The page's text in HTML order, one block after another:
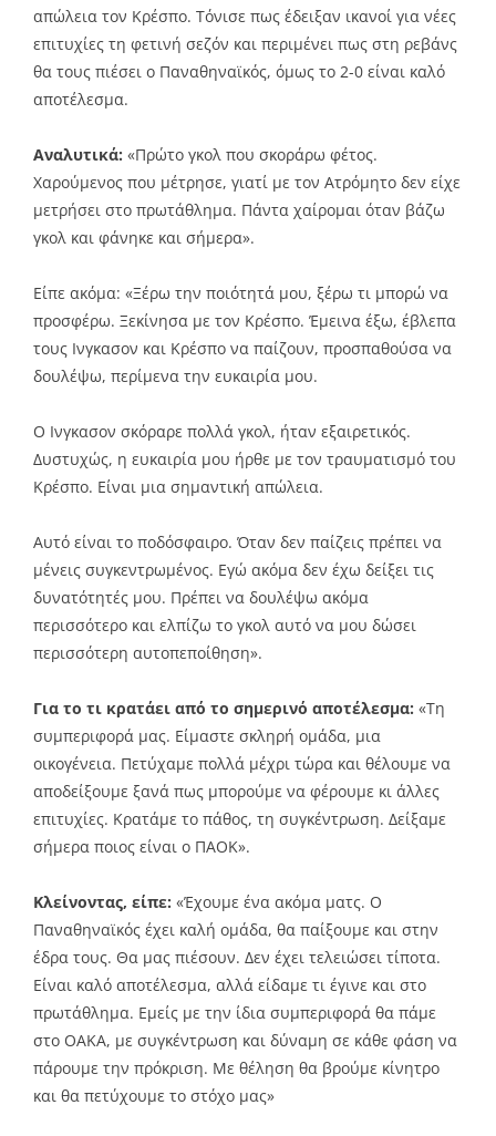
απώλεια τον Κρέσπο. Τόνισε πως έδειξαν ικανοί για νέες
επιτυχίες τη φετινή σεζόν και περιμένει πως στη ρεβάνς
θα τους πιέσει ο Παναθηναϊκός, όμως το 2-0 είναι καλό
αποτέλεσμα.
Αναλυτικά: «Πρώτο γκολ που σκοράρω φέτος.
Χαρούμενος που μέτρησε, γιατί με τον Ατρόμητο δεν είχε
μετρήσει στο πρωτάθλημα. Πάντα χαίρομαι όταν βάζω
γκολ και φάνηκε και σήμερα».
Είπε ακόμα: «Ξέρω την ποιότητά μου, ξέρω τι μπορώ να
προσφέρω. Ξεκίνησα με τον Κρέσπο. Έμεινα έξω, έβλεπα
τους Ινγκασον και Κρέσπο να παίζουν, προσπαθούσα να
δουλέψω, περίμενα την ευκαιρία μου.
Ο Ινγκασον σκόραρε πολλά γκολ, ήταν εξαιρετικός.
Δυστυχώς, η ευκαιρία μου ήρθε με τον τραυματισμό του
Κρέσπο. Είναι μια σημαντική απώλεια.
Αυτό είναι το ποδόσφαιρο. Όταν δεν παίζεις πρέπει να
μένεις συγκεντρωμένος. Εγώ ακόμα δεν έχω δείξει τις
δυνατότητές μου. Πρέπει να δουλέψω ακόμα
περισσότερο και ελπίζω το γκολ αυτό να μου δώσει
περισσότερη αυτοπεποίθηση».
Για το τι κρατάει από το σημερινό αποτέλεσμα: «Τη
συμπεριφορά μας. Είμαστε σκληρή ομάδα, μια
οικογένεια. Πετύχαμε πολλά μέχρι τώρα και θέλουμε να
αποδείξουμε ξανά πως μπορούμε να φέρουμε κι άλλες
επιτυχίες. Κρατάμε το πάθος, τη συγκέντρωση. Δείξαμε
σήμερα ποιος είναι ο ΠΑΟΚ».
Κλείνοντας, είπε: «Έχουμε ένα ακόμα ματς. Ο
Παναθηναϊκός έχει καλή ομάδα, θα παίξουμε και στην
έδρα τους. Θα μας πιέσουν. Δεν έχει τελειώσει τίποτα.
Είναι καλό αποτέλεσμα, αλλά είδαμε τι έγινε και στο
πρωτάθλημα. Εμείς με την ίδια συμπεριφορά θα πάμε
στο ΟΑΚΑ, με συγκέντρωση και δύναμη σε κάθε φάση να
πάρουμε την πρόκριση. Με θέληση θα βρούμε κίνητρο
και θα πετύχουμε το στόχο μας»